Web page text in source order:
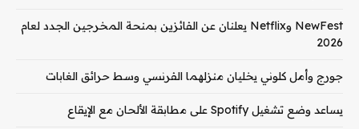
NewFest وNetflix يعلنان عن الفائزين بمنحة المخرجين الجدد لعام
2026
جورج وأمل كلوني يخليان منزلهما الفرنسي وسط حرائق الغابات
يساعد وضع تشغيل Spotify على مطابقة الألحان مع الإيقاع